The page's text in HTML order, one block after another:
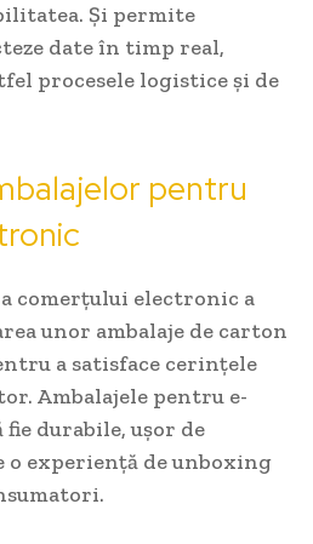
Și permite
date în timp real,
procesele logistice și de
pentru
comerțului electronic a
unor ambalaje de carton
a satisface cerințele
Ambalajele pentru e-
fie durabile, ușor de
o experiență de unboxing